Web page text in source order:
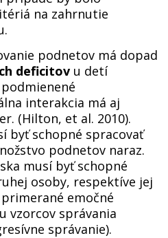
na zahrnutie
podnetov má dopad
deficitov u detí
interakcia má aj
(Hilton, et al. 2010).
byť schopné spracovať
podnetov naraz.
musí byť schopné
osoby, respektíve jej
emočné
vzorcov správania
správanie).